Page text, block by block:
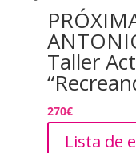
Taller
270€
Lista de